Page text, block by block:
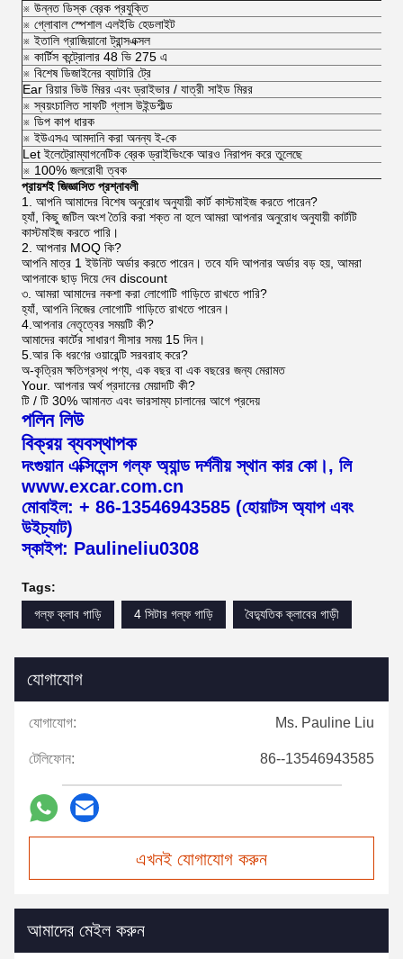
※ উন্নত ডিস্ক ব্রেক প্রযুক্তি
※ গ্লোবাল স্পেশাল এলইডি হেডলাইট
※ ইতালি গ্রাজিয়ানো ট্রান্সএক্সল
※ কার্টিস কন্ট্রোলার 48 ভি 275 এ
※ বিশেষ ডিজাইনের ব্যাটারি ট্রে
Ear রিয়ার ভিউ মিরর এবং ড্রাইভার / যাত্রী সাইড মিরর
※ স্বয়ংচালিত সাফটি গ্লাস উইন্ডশীল্ড
※ ডিপ কাপ ধারক
※ ইউএসএ আমদানি করা অনন্য ই-কে
Let ইলেট্রোম্যাগনেটিক ব্রেক ড্রাইভিংকে আরও নিরাপদ করে তুলেছে
※ 100% জলরোধী ত্বক
প্রায়শই জিজ্ঞাসিত প্রশ্নাবলী
1. আপনি আমাদের বিশেষ অনুরোধ অনুযায়ী কার্ট কাস্টমাইজ করতে পারেন?
হ্যাঁ, কিছু জটিল অংশ তৈরি করা শক্ত না হলে আমরা আপনার অনুরোধ অনুযায়ী কার্টটি
কাস্টমাইজ করতে পারি।
2. আপনার MOQ কি?
আপনি মাত্র 1 ইউনিট অর্ডার করতে পারেন। তবে যদি আপনার অর্ডার বড় হয়, আমরা
আপনাকে ছাড় দিয়ে দেব discount
৩. আমরা আমাদের নকশা করা লোগোটি গাড়িতে রাখতে পারি?
হ্যাঁ, আপনি নিজের লোগোটি গাড়িতে রাখতে পারেন।
4.আপনার নেতৃত্বের সময়টি কী?
আমাদের কার্টের সাধারণ সীসার সময় 15 দিন।
5.আর কি ধরণের ওয়ারেন্টি সরবরাহ করে?
অ-কৃত্রিম ক্ষতিগ্রস্থ পণ্য, এক বছর বা এক বছরের জন্য মেরামত
Your. আপনার অর্থ প্রদানের মেয়াদটি কী?
টি / টি 30% আমানত এবং ভারসাম্য চালানের আগে প্রদেয়
পলিন লিউ
বিক্রয় ব্যবস্থাপক
দংগুয়ান এক্সিলেন্স গল্ফ অ্যান্ড দর্শনীয় স্থান কার কো।, লি
www.excar.com.cn
মোবাইল: + 86-13546943585 (হোয়াটস অ্যাপ এবং
উইচ্যাট)
স্কাইপ: Paulineliu0308
Tags:
গল্ফ ক্লাব গাড়ি
4 সিটার গল্ফ গাড়ি বৈদ্যুতিক ক্লাবের গাড়ী
যোগাযোগ
যোগাযোগ: Ms. Pauline Liu
টেলিফোন: 86--13546943585
এখনই যোগাযোগ করুন
আমাদের মেইল করুন